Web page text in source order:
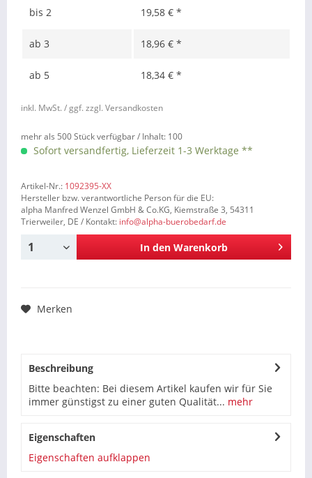
bis 2 19,58 € *
ab 3 18,96 € *
ab 5 18,34 € *
inkl. MwSt. / ggf. zzgl. Versandkosten
mehr als 500 Stück verfügbar / Inhalt: 100
Sofort versandfertig, Lieferzeit 1-3 Werktage **
Artikel-Nr.: 1092395-XX
Hersteller bzw. verantwortliche Person für die EU:
alpha Manfred Wenzel GmbH & Co.KG, Kiemstraße 3, 54311
Trierweiler, DE / Kontakt: info@alpha-buerobedarf.de
In den Warenkorb
Merken
Beschreibung
Bitte beachten: Bei diesem Artikel kaufen wir für Sie
immer günstigst zu einer guten Qualität... mehr
Eigenschaften
Eigenschaften aufklappen